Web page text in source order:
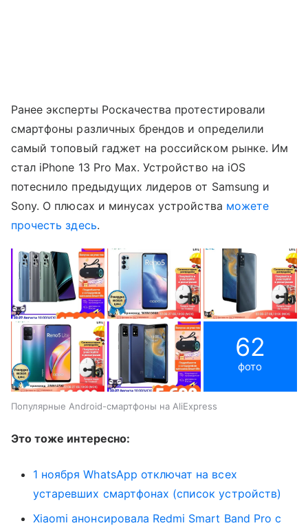
Ранее эксперты Роскачества протестировали
смартфоны различных брендов и определили
самый топовый гаджет на российском рынке. Им
стал iPhone 13 Pro Max. Устройство на iOS
потеснило предыдущих лидеров от Samsung и
Sony. О плюсах и минусах устройства можете
прочесть здесь.
62
фото
Популярные Android-смартфоны на AliExpress
Это тоже интересно:
1 ноября WhatsApp отключат на всех
устаревших смартфонах (список устройств)
Xiaomi анонсировала Redmi Smart Band Pro с